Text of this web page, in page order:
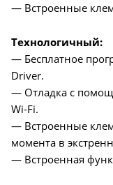
— Встроенные
Технологичный:
— Бесплатное
Driver.
— Отладка с
Wi-Fi.
— Встроенные
момента в
— Встроенная